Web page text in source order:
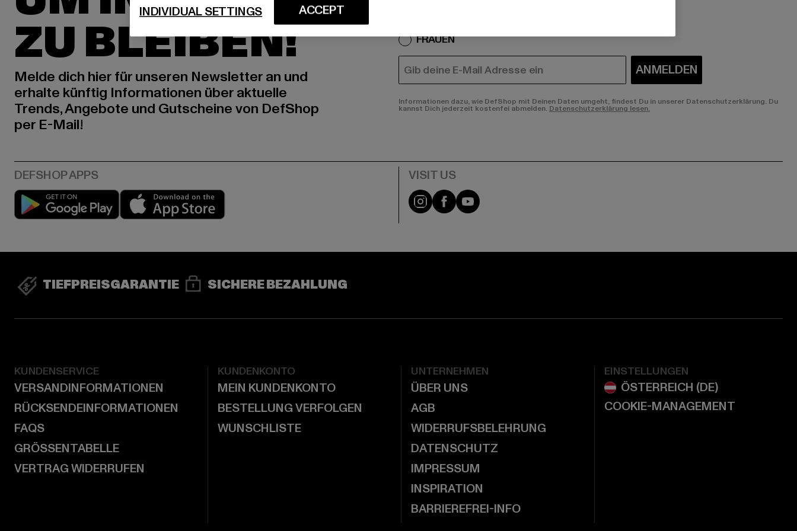
ZU BLEIBEN!
Melde dich hier für unseren Newsletter an und
erhalte künftig Informationen über aktuelle
Trends, Angebote und Gutscheine von DefShop
per E-Mail!
FRAUEN
E-MAIL ANMELDEN
Informationen dazu, wie DefShop mit Deinen Daten umgeht, findest Du in unserer Datenschutzerklärung. Du
kannst Dich jederzeit kostenfei abmelden. Datenschutzerklärung lesen.
Play market Visit our Instagram page:
Visit our Facebook page:
Visit our YouTube channel:
TIEFPREISGARANTIE SICHERE BEZAHLUNG
KUNDENSERVICE
VERSANDINFORMATIONEN
RÜCKSENDEINFORMATIONEN
FAQS
GRÖSSENTABELLE
VERTRAG WIDERRUFEN
KUNDENKONTO
MEIN KUNDENKONTO
BESTELLUNG VERFOLGEN
WUNSCHLISTE
UNTERNEHMEN
ÜBER UNS
AGB
WIDERRUFSBELEHRUNG
DATENSCHUTZ
IMPRESSUM
INSPIRATION
BARRIEREFREI-INFO
EINSTELLUNGEN
COOKIE-MANAGEMENT
ACCEPT
INDIVIDUAL SETTINGS